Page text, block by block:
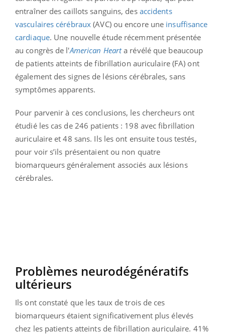
entraîner des caillots sanguins, des accidents
vasculaires cérébraux (AVC) ou encore une insuffisance
cardiaque. Une nouvelle étude récemment présentée
au congrès de l'American Hearta révélé que beaucoup
de patients atteints de fibrillation auriculaire (FA) ont
également des signes de lésions cérébrales, sans
symptômes apparents.
Pour parvenir à ces conclusions, les chercheurs ont
étudié les cas de 246 patients : 198 avec fibrillation
auriculaire et 48 sans. Ils les ont ensuite tous testés,
pour voir s’ils présentaient ou non quatre
biomarqueurs généralement associés aux lésions
cérébrales.
Problèmes neurodégénératifs
ultérieurs
Ils ont constaté que les taux de trois de ces
biomarqueurs étaient significativement plus élevés
chez les patients atteints de fibrillation auriculaire. 41%